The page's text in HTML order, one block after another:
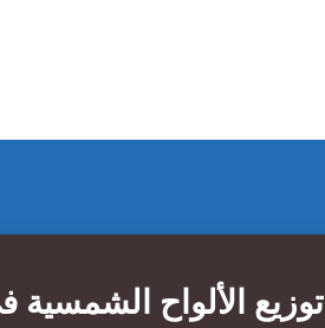
توزيع الألواح